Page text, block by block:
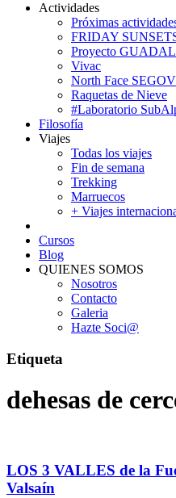
Actividades
Próximas
FRIDAY
Proyecto
Vivac
North Face
Raquetas de Nieve
#Laboratorio
Filosofía
Viajes
Todas los viajes
Fin de semana
Trekking
Marruecos
+ Viajes
Cursos
Blog
QUIENES SOMOS
Nosotros
Contacto
Galeria
Hazte Soci@
Etiqueta
dehesas de
LOS 3 VALLES de la
Valsaín